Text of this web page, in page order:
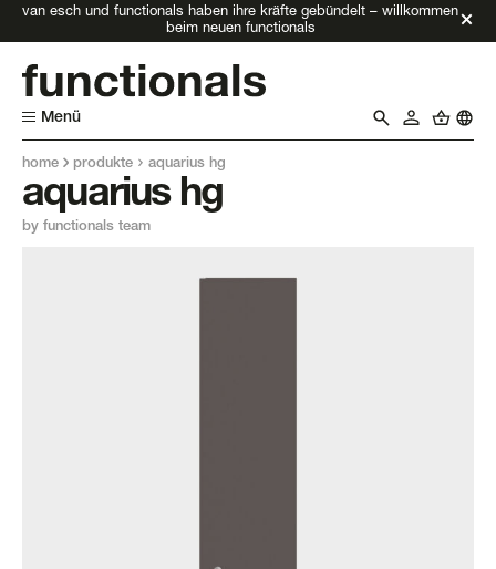
van esch und functionals haben ihre kräfte gebündelt – willkommen
beim neuen functionals
Menü
home produkte aquarius hg
aquarius hg
by functionals team